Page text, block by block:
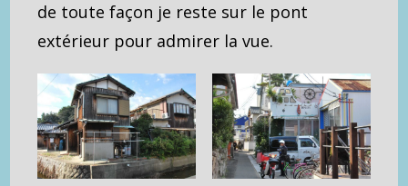
de toute façon je reste sur le pont
extérieur pour admirer la vue.